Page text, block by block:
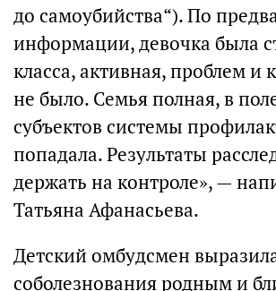
до самоубийства“). По
информации, девочка была
класса, активная, проблем и
не было. Семья полная, в
субъектов системы
попадала. Результаты
держать на контроле», —
Татьяна Афанасьева.
Детский омбудсмен
соболезнования родным и